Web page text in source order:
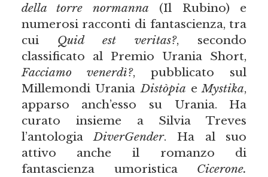
della torre normanna (Il Rubino) e
numerosi racconti di fantascienza, tra
cui Quid est veritas?, secondo
classificato al Premio Urania Short,
Facciamo venerdì?, pubblicato sul
Millemondi UraniaDistòpia eMystika,
apparso anch’esso su Urania. Ha
curato insieme a Silvia Treves
l’antologiaDiverGender. Ha al suo
attivo anche il romanzo di
fantascienza umoristica Cicerone.